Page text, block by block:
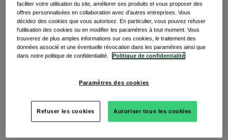
3challengescourants en
matière de paiement(et
comment les entreprises y
répondent différemment)
Challenge n° 1 : La décentralisation et
faciliter votre utilisation du site, améliorer ses produits et vous proposer des
offres personnalisées en collaboration avec d'autres entreprises. Vous
décidez des cookies que vous autorisez. En particulier, vous pouvez refuser
l'utilisation des cookies ou en modifier les paramètres à tout moment. Vous
trouverez de plus amples informations sur ces cookies, le traitement des
données associé et une éventuelle révocation dans les paramètres ainsi que
dans notre politique de confidentialité.
Politique de confidentialité
Paramètres des cookies
Refuser les cookies Autoriser tous les cookies